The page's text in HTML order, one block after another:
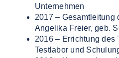
Unternehmen
2017 – Gesamtleitung
Angelika Freier, geb.
2016 – Errichtung des
Testlabor und